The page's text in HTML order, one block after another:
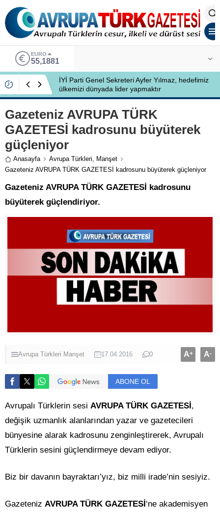
EURO
55,1881
İYİ Parti Genel Sekreteri Ayfer Yılmaz, hedefimiz
ülkemizi dünyada lider yapmaktır
Gazeteniz AVRUPA TÜRK
GAZETESİ kadrosunu büyüterek
güçleniyor
Anasayfa Avrupa Türkleri, Manşet
Gazeteniz AVRUPA TÜRK GAZETESİ kadrosunu büyüterek güçleniyor
Gazeteniz AVRUPA TÜRK GAZETESİ kadrosunu
büyüterek güçlendiriyor.
Avrupa Türkleri Manşet 17.04.2016 0 A+ A-
ABONE OL
Avrupalı Türklerin sesi AVRUPA TÜRK GAZETESİ,
değişik uzmanlık alanlarından yazar ve gazetecileri
bünyesine alarak kadrosunu zenginleştirerek, Avrupalı
Türklerin sesini güçlendirmeye devam ediyor.
Biz bir davanın bayraktarı’yız, biz milli irade’nin sesiyiz.
Gazeteniz AVRUPA TÜRK GAZETESİ‘ne akademisyen